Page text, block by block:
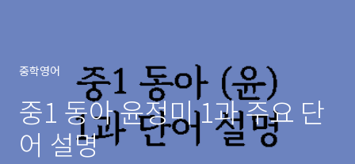
중학영어
중1 동아 윤정미 1과 주요 단
어 설명